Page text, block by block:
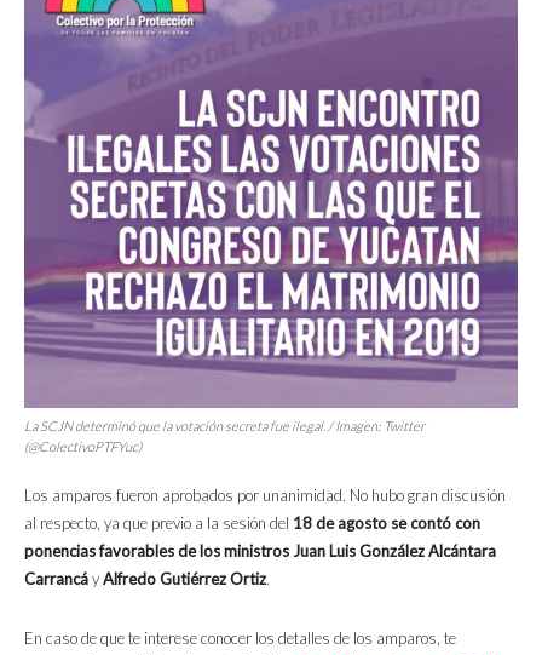
La SCJN determinó que la votación secreta fue ilegal. / Imagen: Twitter
(@ColectivoPTFYuc)
Los amparos fueron aprobados por unanimidad. No hubo gran discusión
al respecto, ya que previo a la sesión del 18 de agosto se contó con
ponencias favorables de los ministros Juan Luis González Alcántara
CarrancáyAlfredo Gutiérrez Ortiz.
En caso de que te interese conocer los detalles de los amparos, te